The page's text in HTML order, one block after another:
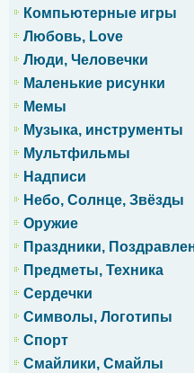
Компьютерные игры
Любовь, Love
Люди, Человечки
Маленькие рисунки
Мемы
Музыка, инструменты
Мультфильмы
Надписи
Небо, Солнце, Звёзды
Оружие
Праздники,
Предметы, Техника
Сердечки
Символы, Логотипы
Спорт
Смайлики, Смайлы